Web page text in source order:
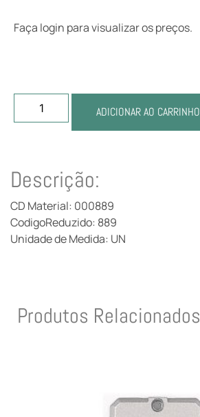
Faça login para visualizar os preços.
ADICIONAR AO CARRINHO
Descrição:
CD Material: 000889
CodigoReduzido: 889
Unidade de Medida: UN
Produtos Relacionados